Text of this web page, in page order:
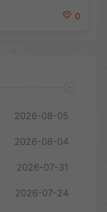
0
2026-08-05
2026-08-04
2026-07-31
2026-07-24